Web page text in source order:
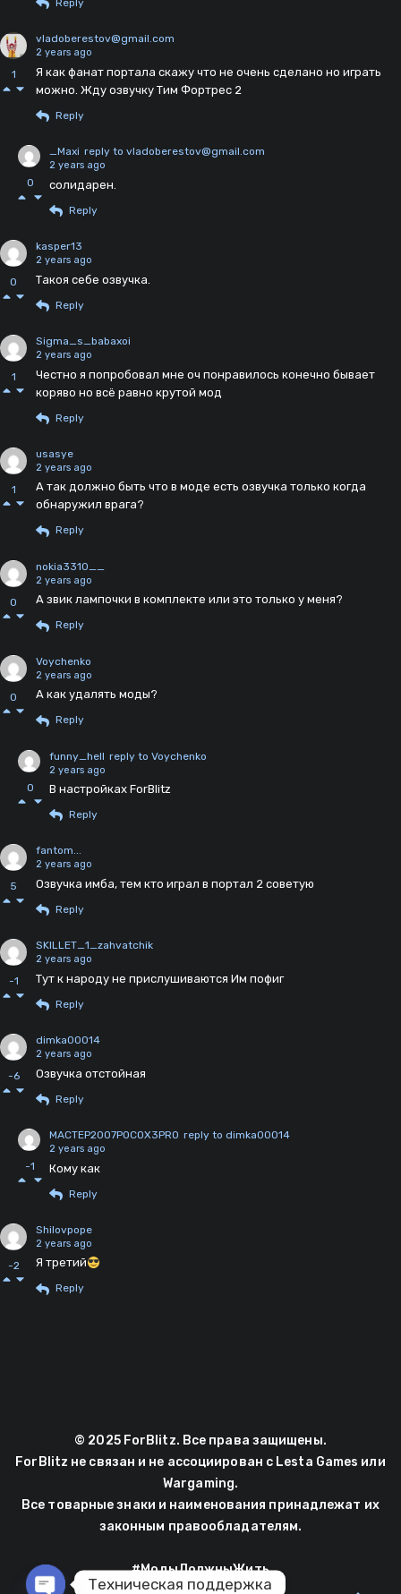
Reply
1
vladoberestov@gmail.com
2 years ago
Я как фанат портала скажу что не очень сделано но играть
можно. Жду озвучку Тим Фортрес 2
Reply
0
_Maxi reply to vladoberestov@gmail.com
2 years ago
солидарен.
Reply
0
kasper13
2 years ago
Такоя себе озвучка.
Reply
1
Sigma_s_babaxoi
2 years ago
Честно я попробовал мне оч понравилось конечно бывает
коряво но всё равно крутой мод
Reply
1
usasye
2 years ago
А так должно быть что в моде есть озвучка только когда
обнаружил врага?
Reply
0
nokia3310__
2 years ago
А звик лампочки в комплекте или это только у меня?
Reply
0
Voychenko
2 years ago
А как удалять моды?
Reply
0
funny_hell reply to Voychenko
2 years ago
В настройках ForBlitz
Reply
5
fantom...
2 years ago
Озвучка имба, тем кто играл в портал 2 советую
Reply
-1
SKILLET_1_zahvatchik
2 years ago
Тут к народу не прислушиваются Им пофиг
Reply
-6
dimka00014
2 years ago
Озвучка отстойная
Reply
-1
MACTEP2007POCOX3PRO reply to dimka00014
2 years ago
Кому как
Reply
-2
Shilovpope
2 years ago
Я третий
Reply
© 2025 ForBlitz. Все права защищены.
ForBlitz не связан и не ассоциирован с Lesta Games или
Wargaming.
Все товарные знаки и наименования принадлежат их
законным правообладателям.
#МодыДолжныЖить
Техническая поддержка